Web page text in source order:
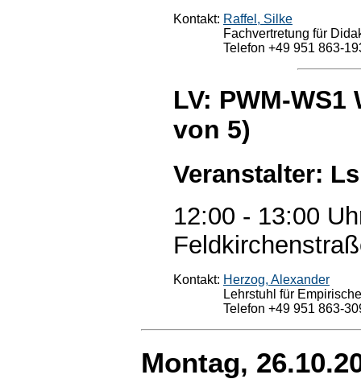
Kontakt: Raffel, Silke
Fachvertretung für
Telefon +49 951 863-
LV: PWM-
von 5)
Veranstalter:
12:00 - 13:00
Kontakt: Herzog, Alexander
Lehrstuhl für
Telefon +49 951 863-
Montag,